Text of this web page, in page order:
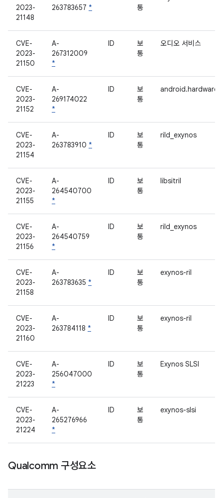
2023-
21148
263783657 *
통
CVE-
2023-
21150
A-
267312009
*
ID
보
통
오디오 서비스
CVE-
2023-
21152
A-
269174022
*
ID
보
통
CVE-
2023-
21154
A-
263783910 *
ID
보
통
rild_exynos
CVE-
2023-
21155
A-
264540700
*
ID
보
통
libsitril
CVE-
2023-
21156
A-
264540759
*
ID
보
통
rild_exynos
CVE-
2023-
21158
A-
263783635 *
ID
보
통
exynos-ril
CVE-
2023-
21160
A-
263784118 *
ID
보
통
exynos-ril
CVE-
2023-
21223
A-
256047000
*
ID
보
통
Exynos SLSI
CVE-
2023-
21224
A-
265276966
*
ID
보
통
exynos-slsi
Qualcomm 구성요소